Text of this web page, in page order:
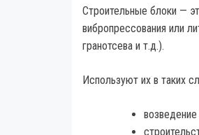
Строительные блоки —
вибропрессования или
гранотсева и т.д.).
Используют их в таких